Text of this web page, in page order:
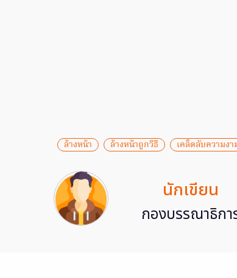
ล้างหน้า ล้างหน้าถูกวิธี เคล็ดลับความงา
นักเขียน
กองบรรณาธิกา